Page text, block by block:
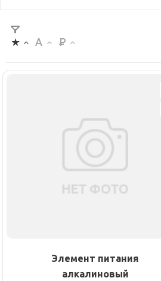
Элемент питания
алкалиновый